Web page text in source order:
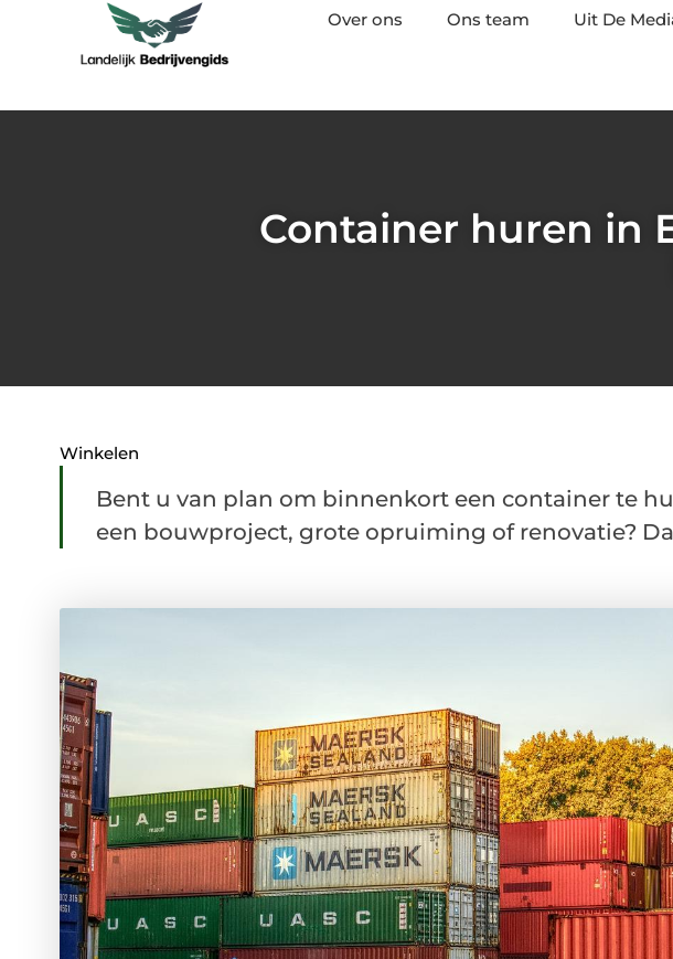
Over ons Ons team Uit De
Container huren in
Winkelen
Bent u van plan om binnenkort een container te
een bouwproject, grote opruiming of renovatie?